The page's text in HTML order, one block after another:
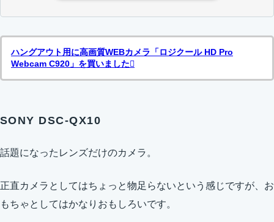
ハングアウト用に高画質WEBカメラ「ロジクール HD Pro
Webcam C920」を買いました
SONY DSC-QX10
話題になったレンズだけのカメラ。
正直カメラとしてはちょっと物足らないという感じですが、お
もちゃとしてはかなりおもしろいです。